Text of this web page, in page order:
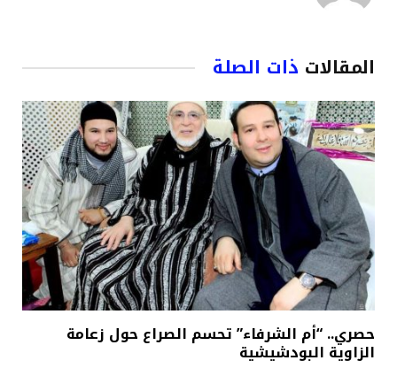
المقالات ذات الصلة
حصري.. “أم الشرفاء” تحسم الصراع حول زعامة
الزاوية البودشيشية